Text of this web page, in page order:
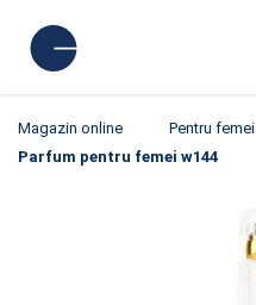
Magazin online Pentru femei
Parfum pentru femei w144